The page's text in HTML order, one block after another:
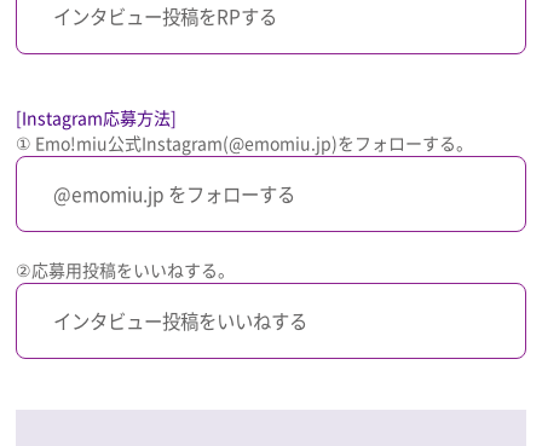
インタビュー投稿をRPする
[Instagram応募方法]
① Emo!miu公式Instagram(@emomiu.jp)をフォローする。
@emomiu.jp をフォローする
②応募用投稿をいいねする。
インタビュー投稿をいいねする